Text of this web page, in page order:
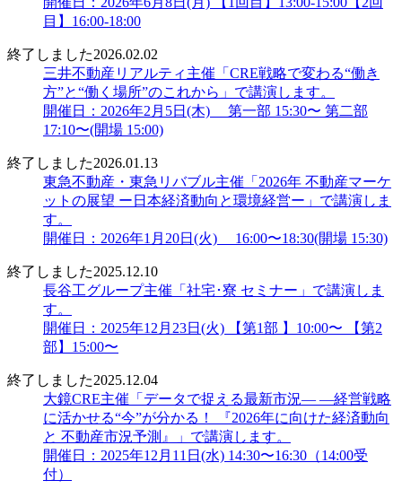
目】16:00-18:00
終了しました2026.02.02
三井不動産リアルティ主催「CRE戦略で変わる“働き
方”と“働く場所”のこれから」で講演します。
開催日：2026年2月5日(木) 第一部 15:30〜 第二部
17:10〜(開場 15:00)
終了しました2026.01.13
東急不動産・東急リバブル主催「2026年 不動産マーケ
ットの展望 ー日本経済動向と環境経営ー」で講演しま
す。
開催日：2026年1月20日(火) 16:00〜18:30(開場 15:30)
終了しました2025.12.10
長谷工グループ主催「社宅･寮 セミナー」で講演しま
す。
開催日：2025年12月23日(火) 【第1部 】10:00〜 【第2
部】15:00〜
終了しました2025.12.04
大鏡CRE主催「データで捉える最新市況― ―経営戦略
に活かせる“今”が分かる！ 『2026年に向けた経済動向
と 不動産市況予測』」で講演します。
開催日：2025年12月11日(水) 14:30〜16:30（14:00受
付）